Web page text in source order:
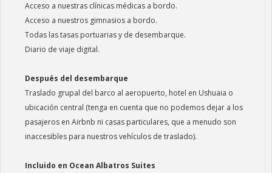
Acceso a nuestras clínicas médicas a bordo.
Acceso a nuestros gimnasios a bordo.
Todas las tasas portuarias y de desembarque.
Diario de viaje digital.
Después del desembarque
Traslado grupal del barco al aeropuerto, hotel en Ushuaia o
ubicación central (tenga en cuenta que no podemos dejar a los
pasajeros en Airbnb ni casas particulares, que a menudo son
inaccesibles para nuestros vehículos de traslado).
Incluido en Ocean Albatros Suites